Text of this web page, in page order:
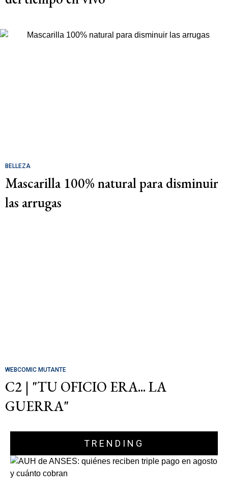
BELLEZA
Mascarilla 100% natural para disminuir
las arrugas
WEBCOMIC MUTANTE
C2 | "TU OFICIO ERA... LA
GUERRA"
TRENDING